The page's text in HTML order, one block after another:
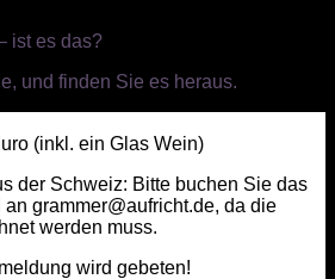
ist es das?
und finden Sie es heraus.
(inkl. ein Glas Wein)
der Schweiz: Bitte buchen Sie das
grammer@aufricht.de, da die
werden muss.
wird gebeten!